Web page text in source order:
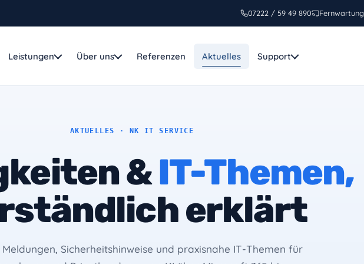
07222 / 59 49 890 Fernwartung
Leistungen
Service
Smartphone, Tablet
Sicherheit
Firewall, Backup
365
Webseiten, die Kunden
im Abo, mit Hosting, Wartung, SEO und
persönlicher Betreuung.
MEHR ERFAHREN
Über uns Referenzen Aktuelles Support
AKTUELLES · NK IT SERVICE
&IT-Themen,
erklärt
Sicherheitshinweise und praxisnahe IT-Themen für